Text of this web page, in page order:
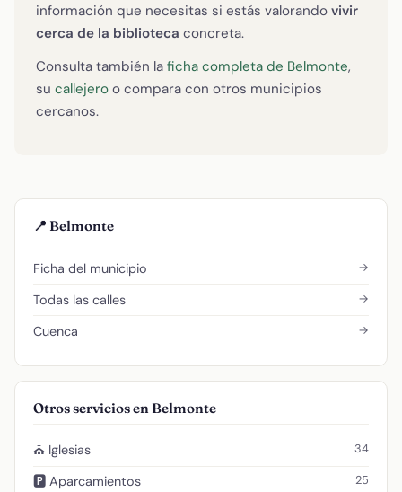
información que necesitas si estás valorando vivir
cerca de la biblioteca concreta.
Consulta también la ficha completa de Belmonte,
su callejero o compara con otros municipios
cercanos.
📍 Belmonte
Ficha del municipio →
Todas las calles →
Cuenca →
Otros servicios en Belmonte
⛪ Iglesias 34
🅿️ Aparcamientos 25